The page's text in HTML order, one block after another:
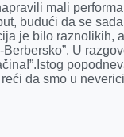
mali
budući da se
je bilo raznolikih,
U
da smo u